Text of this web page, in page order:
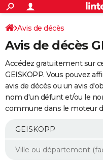
ACTUALITÉS
Politique
Société
Faits Divers
Education
Monde
Villes
+
SPORT
Coupe du monde 2026
Football
Tennis
Cyclisme
Rugby
Forum
Programme TV
TNT
Streaming
Cinéma
Sorties cinéma
Musique
+
FINANCE
Retraite
Epargne
Immobilier
Risques naturels par ville
Banque
Assurance
AUTO
Essais
Réserver un essai
Citadines
Berlines
SUV
Forum auto
+
Mobiles
Meilleur smartphone
Internet
Ordinateurs
Jeux vidéo
Guide high-tech
Aménagement intérieur
Avis de décès
Avis de décès
Accédez gratuitement sur
GEISKOPP. Vous pouvez
avis de décès ou un avis
nom d'un défunt et/ou le
commune dans le moteur